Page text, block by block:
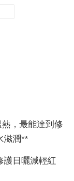
，最能達到修
滋潤**
護日曬減輕紅